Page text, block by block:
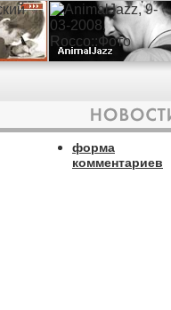
форма
комментариев